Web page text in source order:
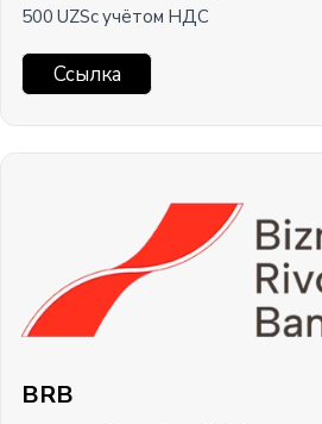
500 UZSс учётом НДС
Ссылка
BRB